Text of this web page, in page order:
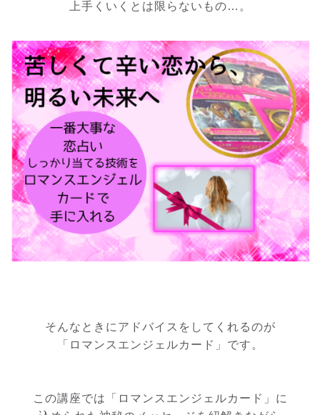
上手くいくとは限らないもの…。
そんなときにアドバイスをしてくれるのが
「ロマンスエンジェルカード」です。
この講座では「ロマンスエンジェルカード」に